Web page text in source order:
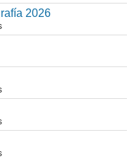
2026